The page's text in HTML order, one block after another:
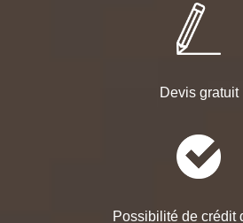
Devis gratuit
Possibilité de crédit